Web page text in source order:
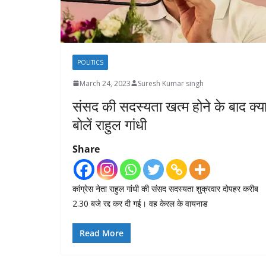
POLITICS
March 24, 2023 Suresh Kumar singh
संसद की सदस्यता खत्म होने के बाद
बोलें राहुल गांधी
Share
कांग्रेस नेता राहुल गांधी की संसद सदस्यता शुक्रवार दोपहर करीब
2.30 बजे रद्द कर दी गई। वह केरल के वायनाड
Read More